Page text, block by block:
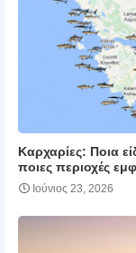
Καρχαρίες: Ποια
ποιες περιοχές
Ιούνιος 23, 2026